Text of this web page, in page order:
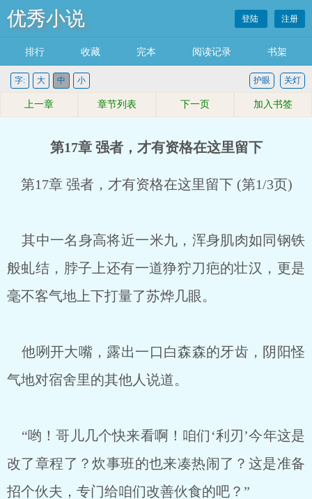
优秀小说 登陆 注册
排行 收藏 完本 阅读记录 书架
字: 大 中 小 关灯
护眼
上一章 章节列表 下一页 加入书签
第17章 强者，才有资格在这里留下
第17章 强者，才有资格在这里留下 (第1/3页)
其中一名身高将近一米九，浑身肌肉如同钢铁
般虬结，脖子上还有一道狰狞刀疤的壮汉，更是
毫不客气地上下打量了苏烨几眼。
他咧开大嘴，露出一口白森森的牙齿，阴阳怪
气地对宿舍里的其他人说道。
“哟！哥儿几个快来看啊！咱们‘利刃’今年这是
改了章程了？炊事班的也来凑热闹了？这是准备
招个伙夫，专门给咱们改善伙食的吧？”